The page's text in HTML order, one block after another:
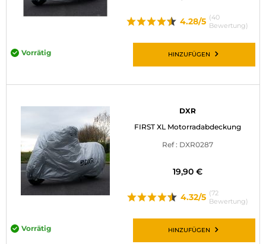
4.28/5 (40
Bewertung)
Vorrätig HINZUFÜGEN
DXR
FIRST XL Motorradabdeckung
Ref : DXR0287
19,90 €
4.32/5 (72
Bewertung)
Vorrätig HINZUFÜGEN